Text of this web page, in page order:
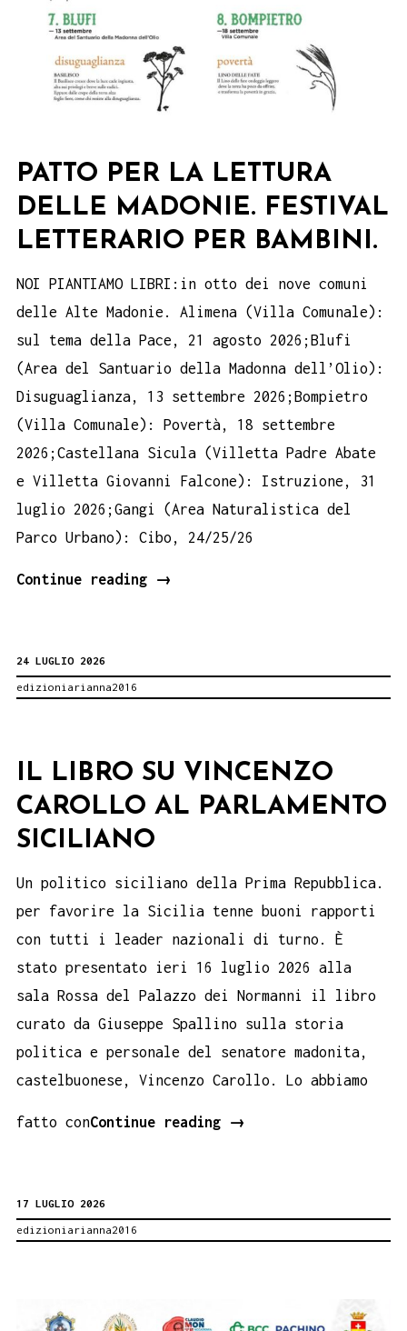
PATTO PER LA LETTURA
DELLE MADONIE. FESTIVAL
LETTERARIO PER BAMBINI.
NOI PIANTIAMO LIBRI:in otto dei nove comuni
delle Alte Madonie. Alimena (Villa Comunale):
sul tema della Pace, 21 agosto 2026;Blufi
(Area del Santuario della Madonna dell’Olio):
Disuguaglianza, 13 settembre 2026;Bompietro
(Villa Comunale): Povertà, 18 settembre
2026;Castellana Sicula (Villetta Padre Abate
e Villetta Giovanni Falcone): Istruzione, 31
luglio 2026;Gangi (Area Naturalistica del
Parco Urbano): Cibo, 24/25/26
Continue reading
PATTO
letterario
per
→
24 LUGLIO 2026
edizioniarianna2016
IL LIBRO SU VINCENZO
CAROLLO AL PARLAMENTO
SICILIANO
Un politico siciliano della Prima Repubblica.
per favorire la Sicilia tenne buoni rapporti
con tutti i leader nazionali di turno. È
stato presentato ieri 16 luglio 2026 alla
sala Rossa del Palazzo dei Normanni il libro
curato da Giuseppe Spallino sulla storia
politica e personale del senatore madonita,
castelbuonese, Vincenzo Carollo. Lo abbiamo
fatto conContinue reading
Il
Siciliano
→
17 LUGLIO 2026
edizioniarianna2016